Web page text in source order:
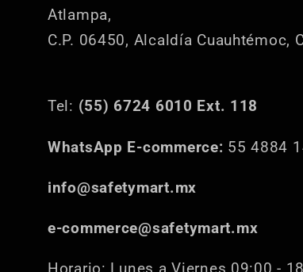
Atlampa,
C.P. 06450, Alcaldía Cuauhtémoc,
Tel: (55) 6724 6010 Ext. 118
WhatsApp E-commerce: 55 4884
info@safetymart.mx
e-commerce@safetymart.mx